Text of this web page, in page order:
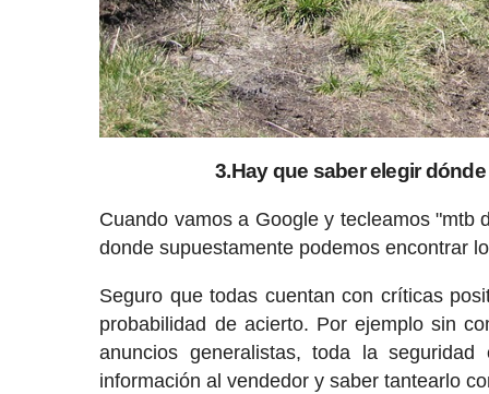
3.Hay que saber elegir
Cuando vamos a Google y tecleamos "mtb
donde supuestamente podemos encontrar
Seguro que todas cuentan con críticas
probabilidad de acierto. Por ejemplo sin
anuncios generalistas, toda la
información al vendedor y saber tantearlo